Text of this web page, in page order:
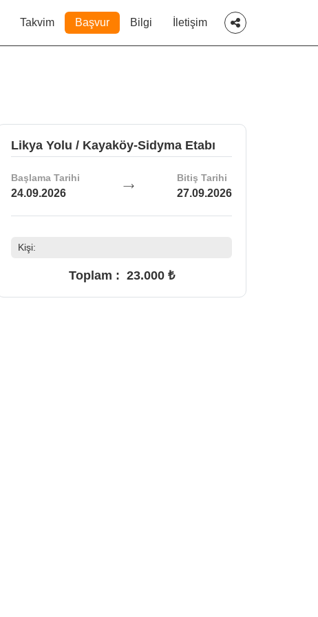
Takvim Başvur Bilgi İletişim
Likya Yolu / Kayaköy-Sidyma Etabı
Başlama Tarihi
24.09.2026
Bitiş Tarihi
27.09.2026
Kişi:
Toplam : 23.000 ₺